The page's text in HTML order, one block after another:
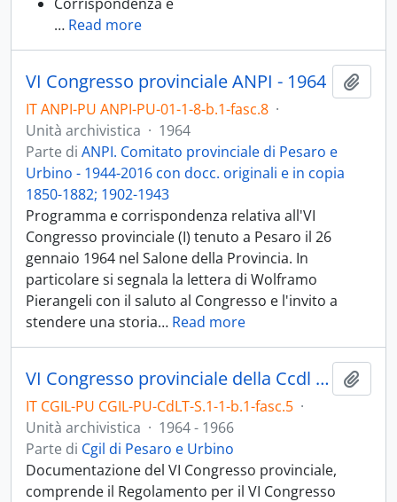
… Read more
VI Congresso provinciale ANPI - 1964
IT ANPI-PU ANPI-PU-01-1-8-b.1-fasc.8 ·
Unità archivistica · 1964
Parte di ANPI. Comitato provinciale di Pesaro e
Urbino - 1944-2016 con docc. originali e in copia
1850-1882; 1902-1943
Programma e corrispondenza relativa all'VI
Congresso provinciale (I) tenuto a Pesaro il 26
gennaio 1964 nel Salone della Provincia. In
particolare si segnala la lettera di Wolframo
Pierangeli con il saluto al Congresso e l'invito a
stendere una storia… Read more
VI Congresso provinciale della Ccdl di Pesaro e Urbino
IT CGIL-PU CGIL-PU-CdLT-S.1-1-b.1-fasc.5 ·
Unità archivistica · 1964 - 1966
Parte di Cgil di Pesaro e Urbino
Documentazione del VI Congresso provinciale,
comprende il Regolamento per il VI Congresso